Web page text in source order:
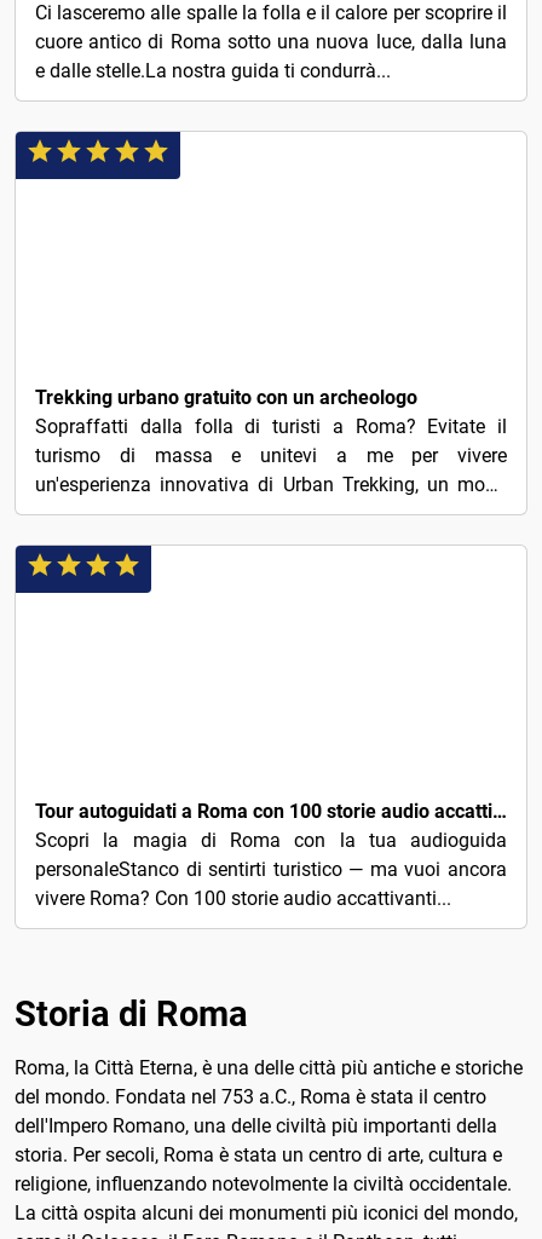
Ci lasceremo alle spalle la folla e il calore per scoprire il
cuore antico di Roma sotto una nuova luce, dalla luna
e dalle stelle.La nostra guida ti condurrà...
Trekking urbano gratuito con un archeologo
Sopraffatti dalla folla di turisti a Roma? Evitate il
turismo di massa e unitevi a me per vivere
un'esperienza innovativa di Urban Trekking, un modo
salutare e...
Tour autoguidati a Roma con 100 storie audio accattivanti
Scopri la magia di Roma con la tua audioguida
personaleStanco di sentirti turistico — ma vuoi ancora
vivere Roma? Con 100 storie audio accattivanti...
Storia di Roma
Roma, la Città Eterna, è una delle città più antiche e storiche
del mondo. Fondata nel 753 a.C., Roma è stata il centro
dell'Impero Romano, una delle civiltà più importanti della
storia. Per secoli, Roma è stata un centro di arte, cultura e
religione, influenzando notevolmente la civiltà occidentale.
La città ospita alcuni dei monumenti più iconici del mondo,